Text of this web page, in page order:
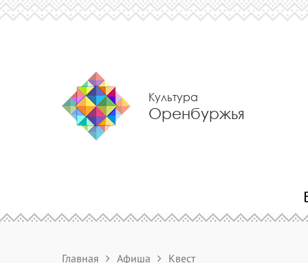
Культура
Оренбуржья
Главная Афиша Квест